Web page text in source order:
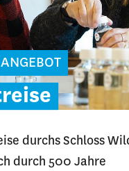
durchs Schloss
durch 500 Jahre